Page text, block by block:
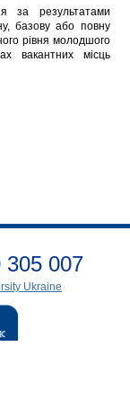
за результатами
базову або повну
рівня молодшого
вакантних місць
305 007